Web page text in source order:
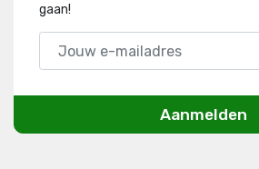
gaan!
Aanmelden